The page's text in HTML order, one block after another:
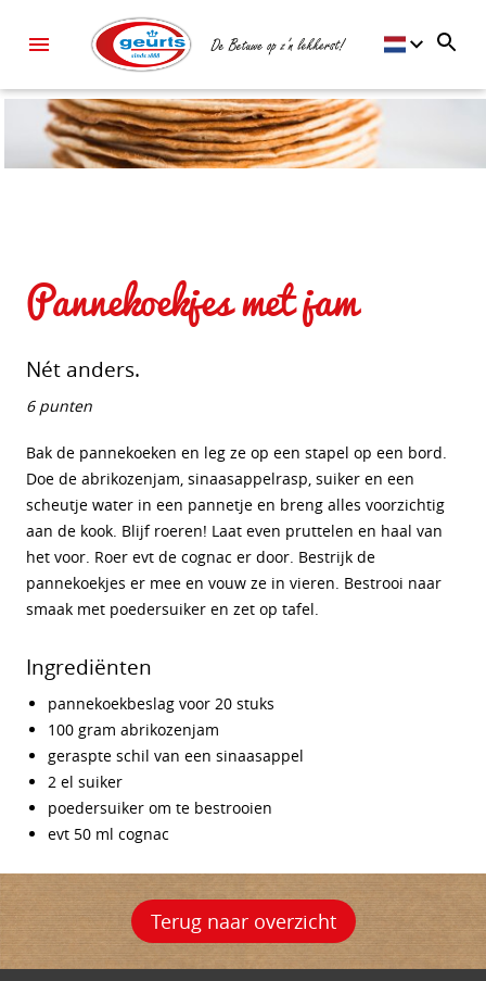
Pannekoekjes met jam
Nét anders.
6 punten
Bak de pannekoeken en leg ze op een stapel op een bord.
Doe de abrikozenjam, sinaasappelrasp, suiker en een
scheutje water in een pannetje en breng alles voorzichtig
aan de kook. Blijf roeren! Laat even pruttelen en haal van
het voor. Roer evt de cognac er door. Bestrijk de
pannekoekjes er mee en vouw ze in vieren. Bestrooi naar
smaak met poedersuiker en zet op tafel.
Ingrediënten
pannekoekbeslag voor 20 stuks
100 gram abrikozenjam
geraspte schil van een sinaasappel
2 el suiker
poedersuiker om te bestrooien
evt 50 ml cognac
Terug naar overzicht